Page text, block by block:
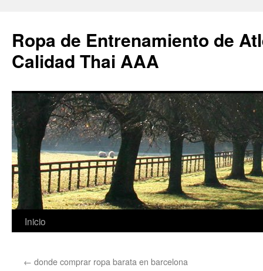
Ropa de Entrenamiento de
Calidad Thai AAA
Saltar
contenido
Inicio
← donde comprar ropa barata en barcelona